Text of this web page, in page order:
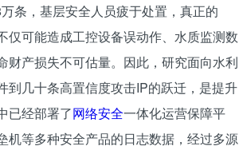
条，基层安全人员疲于处置，真正的
可能造成工控设备误动作、水质监测数
产损失不可估量。因此，研究面向水利
到几十条高置信度攻击IP的跃迁，是提升
已经部署了网络安全一体化运营保障平
机等多种安全产品的日志数据，经过多源